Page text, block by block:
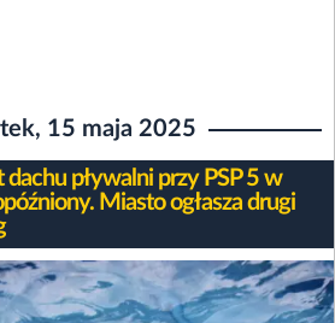
15 maja 2025
dachu pływalni przy PSP 5 w
Miasto ogłasza drugi